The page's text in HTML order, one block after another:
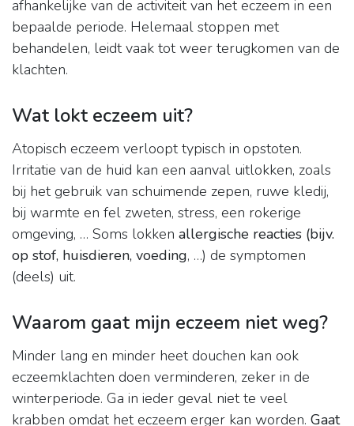
afhankelijke van de activiteit van het eczeem in een
bepaalde periode. Helemaal stoppen met
behandelen, leidt vaak tot weer terugkomen van de
klachten.
Wat lokt eczeem uit?
Atopisch eczeem verloopt typisch in opstoten.
Irritatie van de huid kan een aanval uitlokken, zoals
bij het gebruik van schuimende zepen, ruwe kledij,
bij warmte en fel zweten, stress, een rokerige
omgeving, … Soms lokken allergische reacties (bijv.
op stof, huisdieren, voeding, …) de symptomen
(deels) uit.
Waarom gaat mijn eczeem niet weg?
Minder lang en minder heet douchen kan ook
eczeemklachten doen verminderen, zeker in de
winterperiode. Ga in ieder geval niet te veel
krabben omdat het eczeem erger kan worden. Gaat